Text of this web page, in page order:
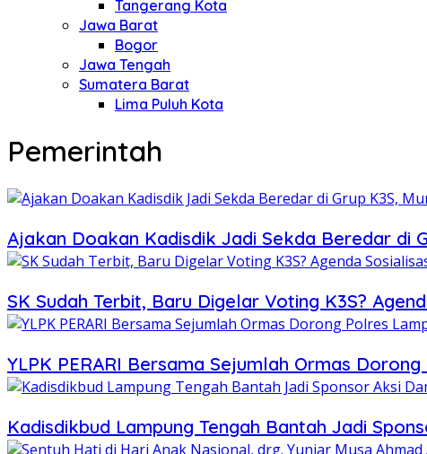
Tangerang Kota
Jawa Barat
Bogor
Jawa Tengah
Sumatera Barat
Lima Puluh Kota
Pemerintah
Ajakan Doakan Kadisdik Jadi Sekda Beredar di
SK Sudah Terbit, Baru Digelar Voting K3S?
YLPK PERARI Bersama Sejumlah Ormas
Kadisdikbud Lampung Tengah Bantah Jadi